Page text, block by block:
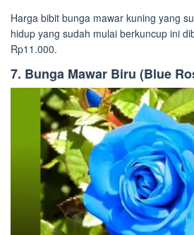
Harga bibit bunga mawar kuning yang
hidup yang sudah mulai berkuncup ini
Rp11.000.
7. Bunga Mawar Biru (Blue